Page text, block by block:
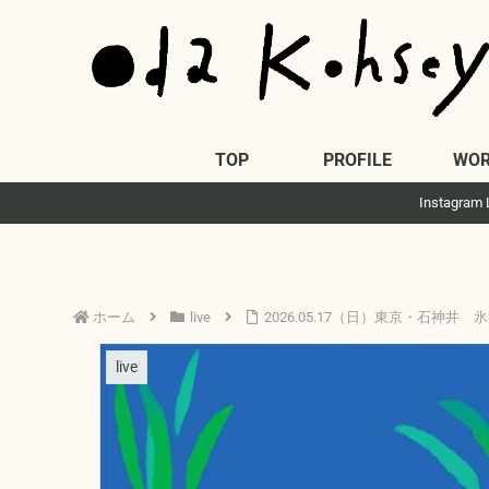
TOP PROFILE
Instagram
ホーム live 2026.05.17（日）東京・石神井
live